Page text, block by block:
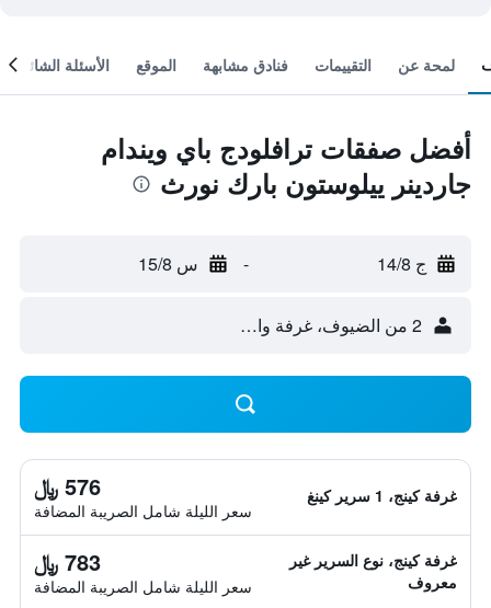
لمحة عن التقييمات فنادق مشابهة الموقع الأسئلة الشائعة
أفضل صفقات ترافلودج باي ويندام
جاردينر ييلوستون بارك نورث
ج 14/8 - س 15/8
2 من الضيوف، غرفة واحدة
غرفة كينج، 1 سرير كينغ 576 ﷼
سعر الليلة شامل الصريبة المضافة
غرفة كينج، نوع السرير غير
معروف
783 ﷼
سعر الليلة شامل الصريبة المضافة